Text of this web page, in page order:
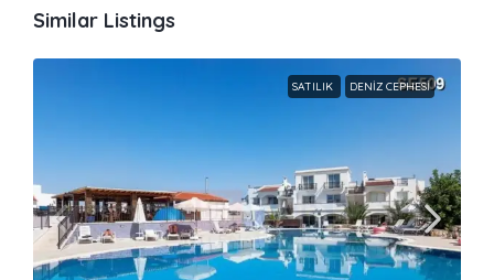
Similar Listings
SATILIK DENIZ CEPHESI